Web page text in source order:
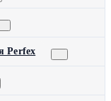
Perfex